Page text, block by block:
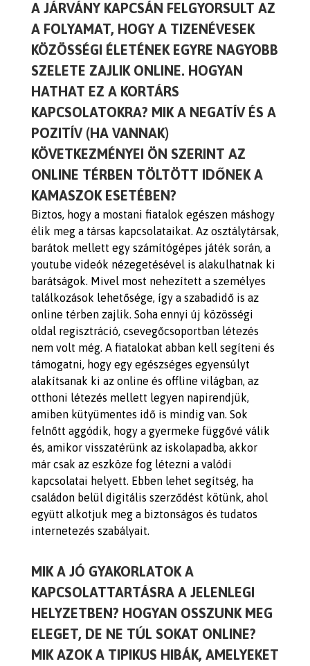
A JÁRVÁNY KAPCSÁN FELGYORSULT AZ
A FOLYAMAT, HOGY A TIZENÉVESEK
KÖZÖSSÉGI ÉLETÉNEK EGYRE NAGYOBB
SZELETE ZAJLIK ONLINE. HOGYAN
HATHAT EZ A KORTÁRS
KAPCSOLATOKRA? MIK A NEGATÍV ÉS A
POZITÍV (HA VANNAK)
KÖVETKEZMÉNYEI ÖN SZERINT AZ
ONLINE TÉRBEN TÖLTÖTT IDŐNEK A
KAMASZOK ESETÉBEN?
Biztos, hogy a mostani fiatalok egészen máshogy
élik meg a társas kapcsolataikat. Az osztálytársak,
barátok mellett egy számítógépes játék során, a
youtube videók nézegetésével is alakulhatnak ki
barátságok. Mivel most nehezített a személyes
találkozások lehetősége, így a szabadidő is az
online térben zajlik. Soha ennyi új közösségi
oldal regisztráció, csevegőcsoportban létezés
nem volt még. A fiatalokat abban kell segíteni és
támogatni, hogy egy egészséges egyensúlyt
alakítsanak ki az online és offline világban, az
otthoni létezés mellett legyen napirendjük,
amiben kütyümentes idő is mindig van. Sok
felnőtt aggódik, hogy a gyermeke függővé válik
és, amikor visszatérünk az iskolapadba, akkor
már csak az eszköze fog létezni a valódi
kapcsolatai helyett. Ebben lehet segítség, ha
családon belül digitális szerződést kötünk, ahol
együtt alkotjuk meg a biztonságos és tudatos
internetezés szabályait.
MIK A JÓ GYAKORLATOK A
KAPCSOLATTARTÁSRA A JELENLEGI
HELYZETBEN? HOGYAN OSSZUNK MEG
ELEGET, DE NE TÚL SOKAT ONLINE?
MIK AZOK A TIPIKUS HIBÁK, AMELYEKET